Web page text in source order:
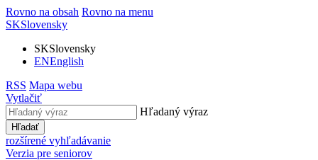
Rovno na obsah Rovno na menu
SKSlovensky
SKSlovensky
ENEnglish
RSS Mapa webu
Vytlačiť
Hľadaný výraz
Hľadať
rozšírené vyhľadávanie
Verzia pre seniorov